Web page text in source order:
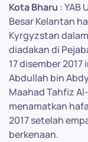
Kota Bharu : YAB
Besar Kelantan
Kyrgyzstan
diadakan di
17 disember
Abdullah bin
Maahad Tahfiz
menamatkan
2017 setelah
berkenaan.